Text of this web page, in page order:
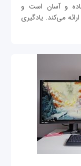
و آسان است و
می‌کند. یادگیری